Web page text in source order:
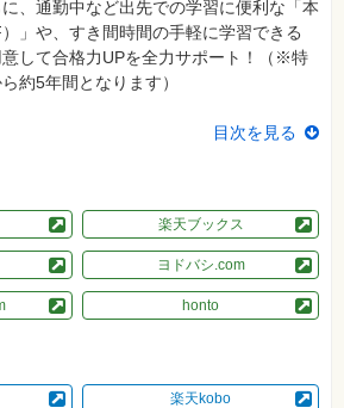
、通勤中など出先での学習に便利な「本
」や、すき間時間の手軽に学習できる
意して合格力UPを全力サポート！（※特
約5年間となります）
目次を見る
楽天ブックス
ヨドバシ.com
honto
楽天kobo